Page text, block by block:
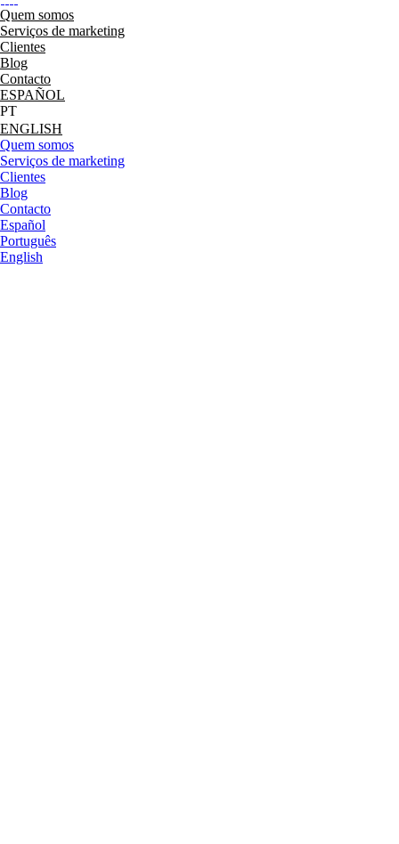
Quem somos
Serviços de marketing
Clientes
Blog
Contacto
ESPAÑOL
ENGLISH
Quem somos
Serviços de marketing
Clientes
Blog
Contacto
Español
Português
English